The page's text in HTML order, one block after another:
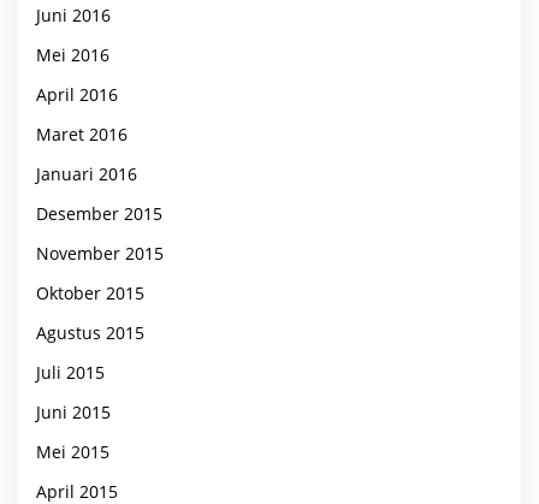
Juni 2016
Mei 2016
April 2016
Maret 2016
Januari 2016
Desember 2015
November 2015
Oktober 2015
Agustus 2015
Juli 2015
Juni 2015
Mei 2015
April 2015